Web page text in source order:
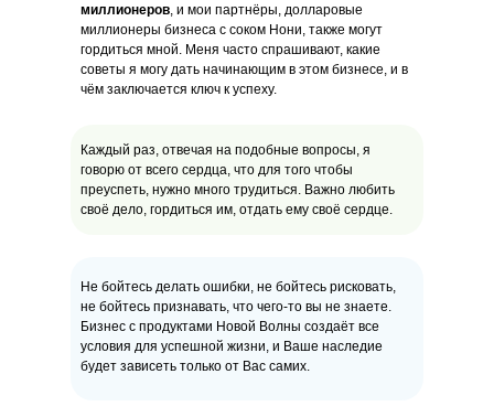
Каждый раз, отвечая на подобные вопросы, я
говорю от всего сердца, что для того чтобы
преуспеть, нужно много трудиться. Важно любить
своё дело, гордиться им, отдать ему своё сердце.
Не бойтесь делать ошибки, не бойтесь рисковать,
не бойтесь признавать, что чего-то вы не знаете.
Бизнес с продуктами Новой Волны создаёт все
условия для успешной жизни, и Ваше наследие
будет зависеть только от Вас самих.
миллионеров, и мои партнёры, долларовые
миллионеры бизнеса с соком Нони, также могут
гордиться мной. Меня часто спрашивают, какие
советы я могу дать начинающим в этом бизнесе, и в
чём заключается ключ к успеху.